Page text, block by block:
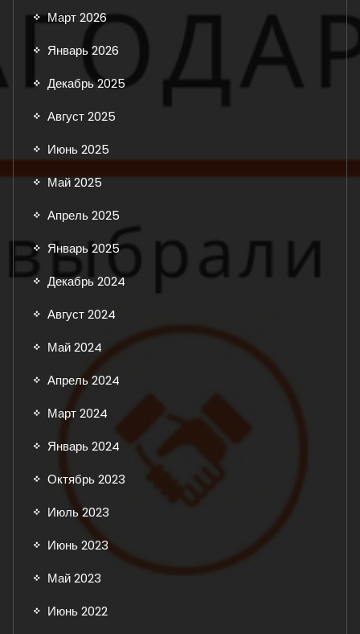
Март 2026
Январь 2026
Декабрь 2025
Август 2025
Июнь 2025
Май 2025
Апрель 2025
Январь 2025
Декабрь 2024
Август 2024
Май 2024
Апрель 2024
Март 2024
Январь 2024
Октябрь 2023
Июль 2023
Июнь 2023
Май 2023
Июнь 2022